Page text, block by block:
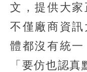
文，提供大家
不僅廠商資
體都沒有統一
「要仿也認真